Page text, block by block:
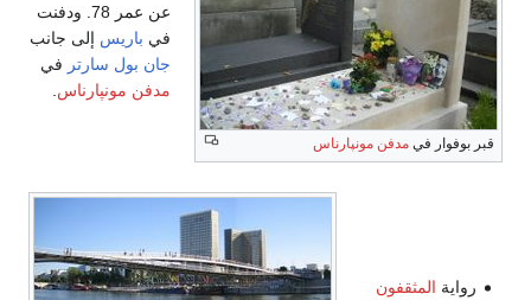
قبر بوفوار في مدفن مونپارناس
عن عمر 78. ودفنت
في باريس إلى جانب
جان بول سارتر في
مدفن مونپارناس
أعمالها
رواية المثقفون